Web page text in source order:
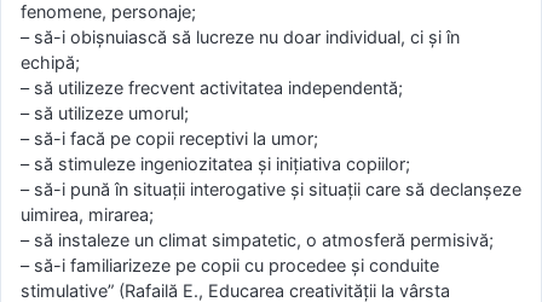
fenomene, personaje;
– să-i obişnuiască să lucreze nu doar individual, ci şi în
echipă;
– să utilizeze frecvent activitatea independentă;
– să utilizeze umorul;
– să-i facă pe copii receptivi la umor;
– să stimuleze ingeniozitatea şi iniţiativa copiilor;
– să-i pună în situaţii interogative şi situaţii care să declanşeze
uimirea, mirarea;
– să instaleze un climat simpatetic, o atmosferă permisivă;
– să-i familiarizeze pe copii cu procedee şi conduite
stimulative” (Rafailă E., Educarea creativităţii la vârsta